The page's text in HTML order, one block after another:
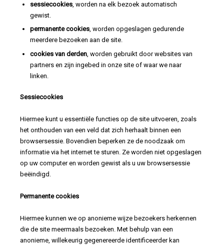
sessiecookies, worden na elk bezoek automatisch
gewist.
permanente cookies, worden opgeslagen gedurende
meerdere bezoeken aan de site.
cookies van derden, worden gebruikt door websites van
partners en zijn ingebed in onze site of waar we naar
linken.
Sessiecookies
Hiermee kunt u essentiële functies op de site uitvoeren, zoals
het onthouden van een veld dat zich herhaalt binnen een
browsersessie. Bovendien beperken ze de noodzaak om
informatie via het internet te sturen. Ze worden niet opgeslagen
op uw computer en worden gewist als u uw browsersessie
beëindigd.
Permanente cookies
Hiermee kunnen we op anonieme wijze bezoekers herkennen
die de site meermaals bezoeken. Met behulp van een
anonieme, willekeurig gegenereerde identificeerder kan